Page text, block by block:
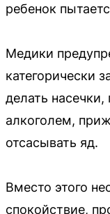
ребенок
Медики
категорически
делать
алкоголем,
отсасывать яд.
Вместо этого
спокойствие,